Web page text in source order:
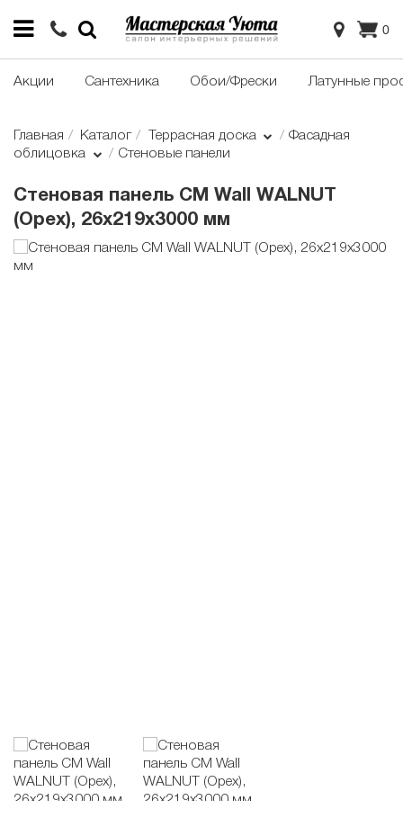
0
Акции Сантехника Обои/Фрески Латунные
Главная Каталог Террасная доска
Фасадная
облицовка
Стеновые панели
Стеновая панель CM Wall WALNUT
(Орех), 26x219x3000 мм